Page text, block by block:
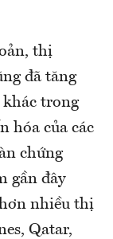
thị
đã tăng
trong
hóa của các
chứng
gần đây
nhiều thị
Qatar,